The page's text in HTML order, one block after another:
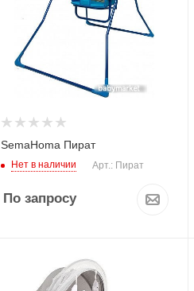
SemaHoma Пират
Нет в наличии Арт.: Пират
По запросу